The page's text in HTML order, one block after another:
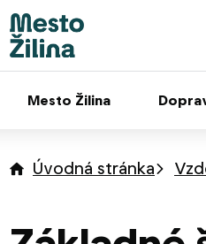
Mesto Žilina
Úvodná stránka